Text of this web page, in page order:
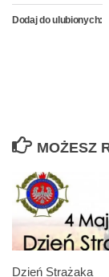
Dodaj do ulubionych:
MOŻESZ
Dzień Strażaka